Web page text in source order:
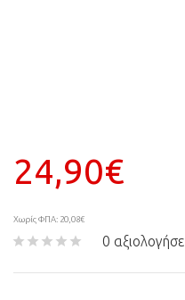
24,90€
Χωρίς ΦΠΑ: 20,08€
0